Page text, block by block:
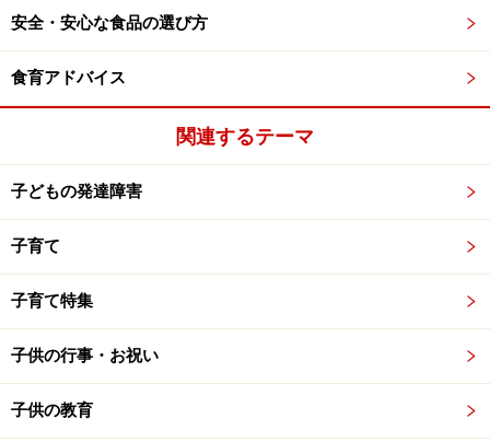
安全・安心な食品の選び方
食育アドバイス
関連するテーマ
子どもの発達障害
子育て
子育て特集
子供の行事・お祝い
子供の教育